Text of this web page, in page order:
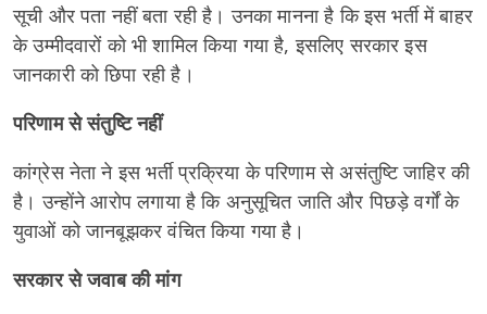
सूची और पता नहीं बता रही है। उनका मानना है कि इस भर्ती में बाहर
के उम्मीदवारों को भी शामिल किया गया है, इसलिए सरकार इस
जानकारी को छिपा रही है।
परिणाम से संतुष्टि नहीं
कांग्रेस नेता ने इस भर्ती प्रक्रिया के परिणाम से असंतुष्टि जाहिर की
है। उन्होंने आरोप लगाया है कि अनुसूचित जाति और पिछड़े वर्गों के
युवाओं को जानबूझकर वंचित किया गया है।
सरकार से जवाब की मांग